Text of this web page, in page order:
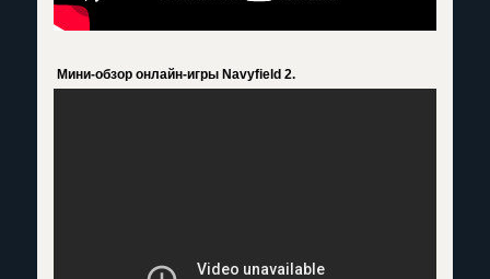
Мини-обзор онлайн-игры Navyfield 2.